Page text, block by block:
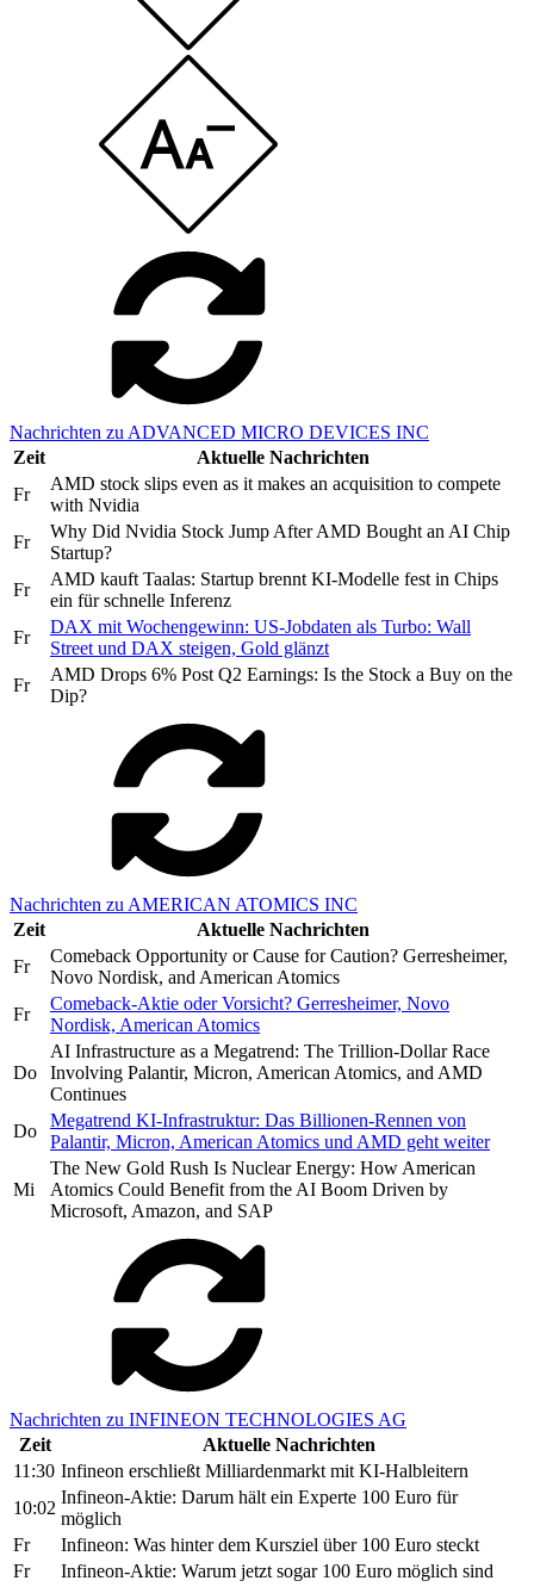
Nachrichten zu ADVANCED MICRO DEVICES INC
Zeit
Aktuelle Nachrichten
Fr
AMD stock slips even as it makes an acquisition to compete
with Nvidia
Fr
Why Did Nvidia Stock Jump After AMD Bought an AI Chip
Startup?
Fr
AMD kauft Taalas: Startup brennt KI-Modelle fest in Chips
ein für schnelle Inferenz
Fr
DAX mit Wochengewinn: US-Jobdaten als Turbo: Wall
Street und DAX steigen, Gold glänzt
Fr
AMD Drops 6% Post Q2 Earnings: Is the Stock a Buy on the
Dip?
Nachrichten zu AMERICAN ATOMICS INC
Zeit
Aktuelle Nachrichten
Fr
Comeback Opportunity or Cause for Caution? Gerresheimer,
Novo Nordisk, and American Atomics
Fr
Comeback-Aktie oder Vorsicht? Gerresheimer, Novo
Nordisk, American Atomics
Do
AI Infrastructure as a Megatrend: The Trillion-Dollar Race
Involving Palantir, Micron, American Atomics, and AMD
Continues
Do
Megatrend KI-Infrastruktur: Das Billionen-Rennen von
Palantir, Micron, American Atomics und AMD geht weiter
Mi
The New Gold Rush Is Nuclear Energy: How American
Atomics Could Benefit from the AI Boom Driven by
Microsoft, Amazon, and SAP
Nachrichten zu INFINEON TECHNOLOGIES AG
Zeit
Aktuelle Nachrichten
11:30 Infineon erschließt Milliardenmarkt mit KI-Halbleitern
10:02
Infineon-Aktie: Darum hält ein Experte 100 Euro für
möglich
Fr
Infineon: Was hinter dem Kursziel über 100 Euro steckt
Fr
Infineon-Aktie: Warum jetzt sogar 100 Euro möglich sind